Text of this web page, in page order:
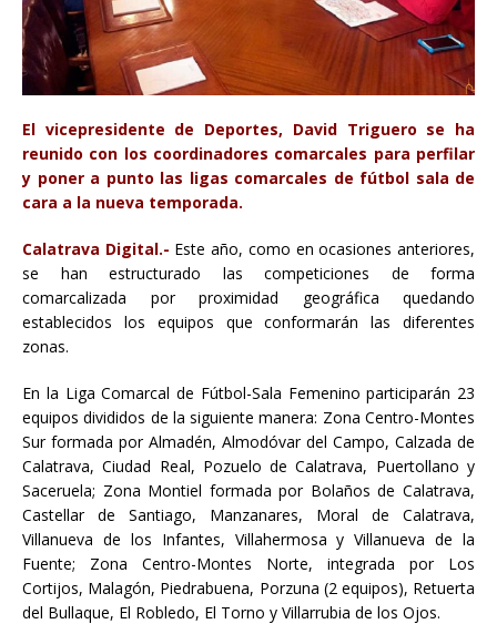
El vicepresidente de Deportes, David Triguero se ha
reunido con los coordinadores comarcales para perfilar
y poner a punto las ligas comarcales de fútbol sala de
cara a la nueva temporada.
Calatrava Digital.- Este año, como en ocasiones anteriores,
se han estructurado las competiciones de forma
comarcalizada por proximidad geográfica quedando
establecidos los equipos que conformarán las diferentes
zonas.
En la Liga Comarcal de Fútbol-Sala Femenino participarán 23
equipos divididos de la siguiente manera: Zona Centro-Montes
Sur formada por Almadén, Almodóvar del Campo, Calzada de
Calatrava, Ciudad Real, Pozuelo de Calatrava, Puertollano y
Saceruela; Zona Montiel formada por Bolaños de Calatrava,
Castellar de Santiago, Manzanares, Moral de Calatrava,
Villanueva de los Infantes, Villahermosa y Villanueva de la
Fuente; Zona Centro-Montes Norte, integrada por Los
Cortijos, Malagón, Piedrabuena, Porzuna (2 equipos), Retuerta
del Bullaque, El Robledo, El Torno y Villarrubia de los Ojos.